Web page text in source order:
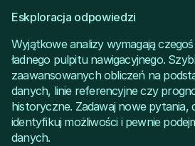
Eskploracja odpowiedzi
Wyjątkowe analizy wymagają
ładnego pulpitu nawigacyjnego.
zaawansowanych obliczeń na
danych, linie referencyjne czy
historyczne. Zadawaj nowe pytania,
identyfikuj możliwości i pewnie
danych.